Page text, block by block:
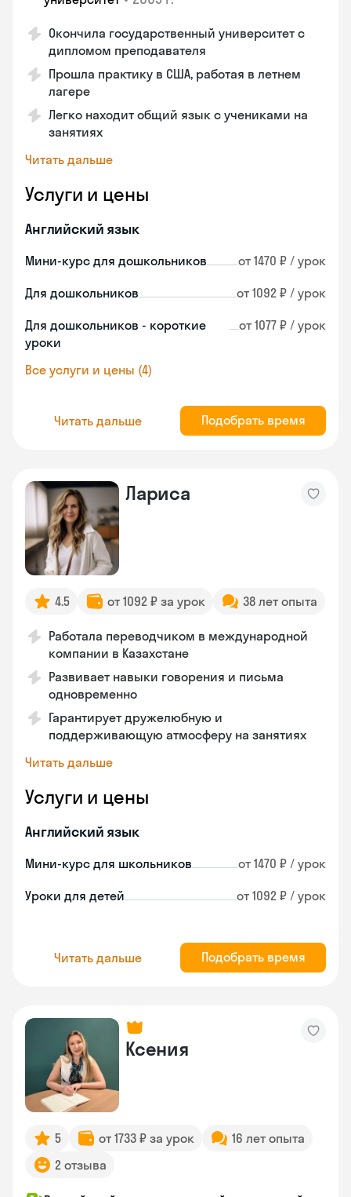
Окончила государственный университет с
дипломом преподавателя
Прошла практику в США, работая в летнем
лагере
Легко находит общий язык с учениками на
занятиях
Читать дальше
Услуги и цены
Английский язык
Мини-курс для дошкольников от 1470 ₽ / урок
Для дошкольников от 1092 ₽ / урок
Для дошкольников - короткие
уроки
от 1077 ₽ / урок
Все услуги и цены (4)
Читать дальше Подобрать время
Лариса
4.5 от 1092 ₽ за урок 38 лет опыта
Работала переводчиком в международной
компании в Казахстане
Развивает навыки говорения и письма
одновременно
Гарантирует дружелюбную и
поддерживающую атмосферу на занятиях
Читать дальше
Услуги и цены
Английский язык
Мини-курс для школьников от 1470 ₽ / урок
Уроки для детей от 1092 ₽ / урок
Читать дальше Подобрать время
Ксения
5 от 1733 ₽ за урок
16 лет опыта
2 отзыва